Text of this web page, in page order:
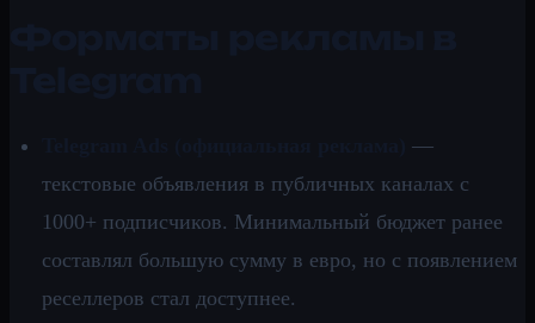
—
текстовые объявления в публичных каналах с
1000+ подписчиков. Минимальный бюджет ранее
составлял большую сумму в евро, но с появлением
реселлеров стал доступнее.